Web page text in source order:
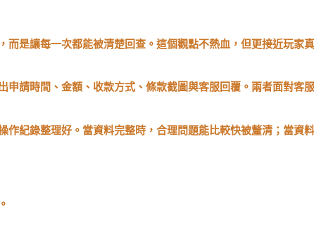
是讓每一次都能被清楚回查。這個觀點不熱血，但更接近玩家
請時間、金額、收款方式、條款截圖與客服回覆。兩者面對客
紀錄整理好。當資料完整時，合理問題能比較快被釐清；當資